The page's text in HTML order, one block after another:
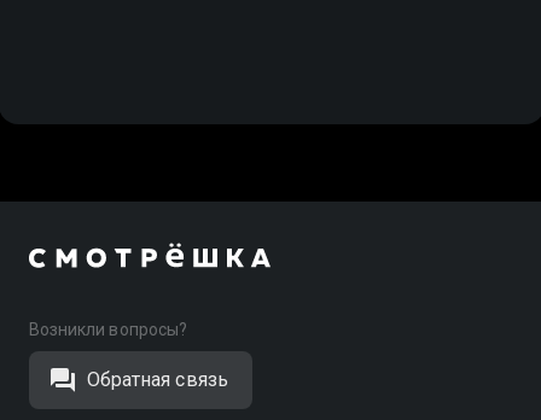
Возникли вопросы?
Обратная связь